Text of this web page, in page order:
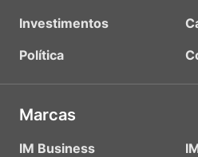
Investimentos
Política
Marcas
IM Business